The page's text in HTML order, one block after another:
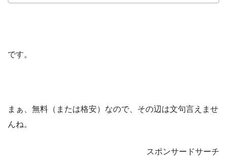
です。
まぁ、無料（または格安）なので、その辺は文句言えませ
んね。
スポンサードサーチ